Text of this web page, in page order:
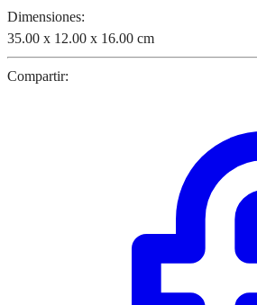
Dimensiones:
35.00 x 12.00 x 16.00 cm
Compartir: